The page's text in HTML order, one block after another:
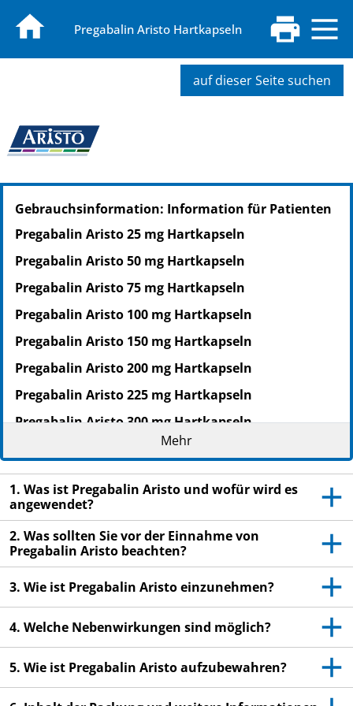
Pregabalin Aristo Hartkapseln
auf dieser Seite suchen
PZN: 10834410
PPN: 111083441075
PZN: 14041882
Gebrauchsinformation: Information für Patienten
Pregabalin Aristo 25 mg Hartkapseln
Pregabalin Aristo 50 mg Hartkapseln
Pregabalin Aristo 75 mg Hartkapseln
Pregabalin Aristo 100 mg Hartkapseln
Pregabalin Aristo 150 mg Hartkapseln
Pregabalin Aristo 200 mg Hartkapseln
Pregabalin Aristo 225 mg Hartkapseln
Pregabalin Aristo 300 mg Hartkapseln
Zur Anwendung bei Erwachsenen
Wirkstoff: Pregabalin
Lesen Sie die gesamte Packungsbeilage sorgfältig
durch, bevor Sie mit der Einnahme dieses
Arzneimittels beginnen, denn sie enthält wichtige
Informationen.
Heben Sie die Packungsbeilage auf. Vielleicht
möchten Sie diese später nochmals lesen.
Wenn Sie weitere Fragen haben, wenden Sie sich
an Ihren Arzt oder Apotheker.
Dieses Arzneimittel wurde Ihnen persönlich
verschrieben. Geben Sie es nicht an Dritte weiter.
Mehr
1. Was ist Pregabalin Aristo und wofür wird es
angewendet?
2. Was sollten Sie vor der Einnahme von
Pregabalin Aristo beachten?
3. Wie ist Pregabalin Aristo einzunehmen?
4. Welche Nebenwirkungen sind möglich?
5. Wie ist Pregabalin Aristo aufzubewahren?